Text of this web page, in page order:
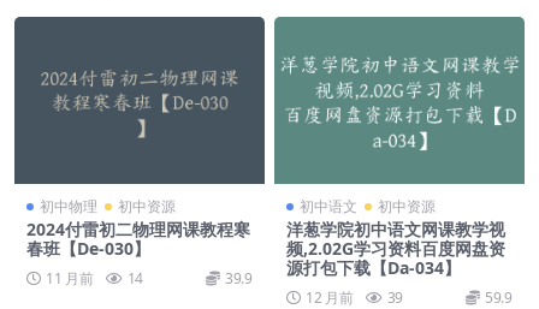
初中物理 初中资源
2024付雷初二物理网课教程寒
春班【De-030】
11 月前 14 39.9
初中语文 初中资源
洋葱学院初中语文网课教学视
频,2.02G学习资料百度网盘资
源打包下载【Da-034】
12 月前 39 59.9